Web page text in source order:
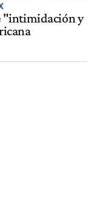
"intimidación y